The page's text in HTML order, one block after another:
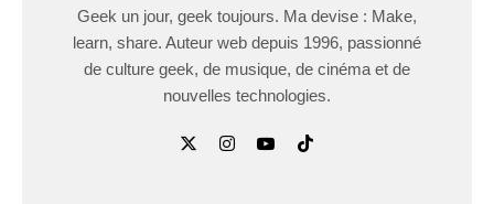
Geek un jour, geek toujours. Ma devise : Make,
learn, share. Auteur web depuis 1996, passionné
de culture geek, de musique, de cinéma et de
nouvelles technologies.